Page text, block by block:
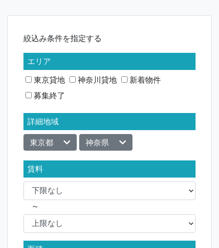
ナ
絞込み条件を指定する
エリア
東京貸地
神奈川貸地
新着物件
募集終了
詳細地域
東京都 神奈県
賃料
～